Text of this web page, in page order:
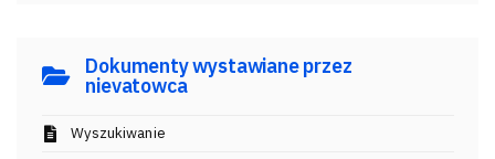
Dokumenty wystawiane przez
nievatowca
Wyszukiwanie